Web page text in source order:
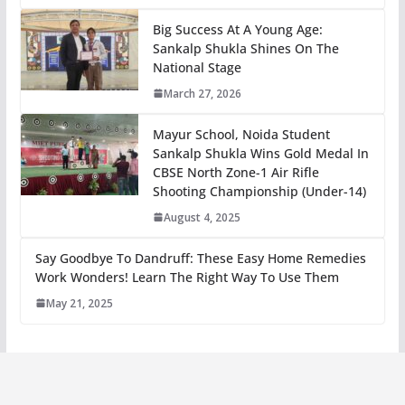
Big Success At A Young Age:
Sankalp Shukla Shines On The
National Stage
March 27, 2026
Mayur School, Noida Student
Sankalp Shukla Wins Gold Medal In
CBSE North Zone-1 Air Rifle
Shooting Championship (Under-14)
August 4, 2025
Say Goodbye To Dandruff: These Easy Home Remedies
Work Wonders! Learn The Right Way To Use Them
May 21, 2025